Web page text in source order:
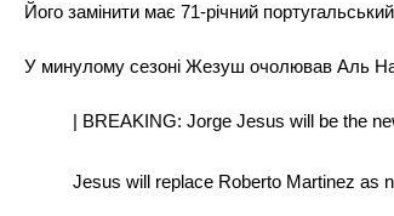
Його замінити має 71-річний
У минулому сезоні Жезуш очолював Аль
| BREAKING: Jorge Jesus will be the
Jesus will replace Roberto Martinez as